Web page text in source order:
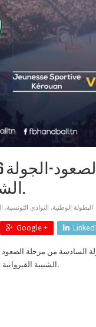
الشيحيّة عن الصعود.
البطولة الوطنية, النوادي التونسية,
Google +
السادسة من مرحلة الصعود
الشبيبة القيروانية و الشيحية الرياضية متصدّر الترتيب.